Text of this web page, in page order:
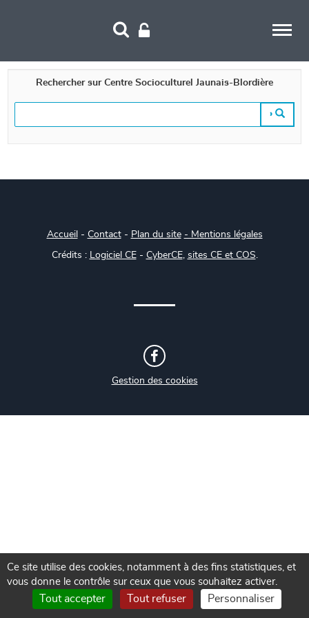
Rechercher sur Centre Socioculturel Jaunais-Blordière
Accueil - Contact- Plan du site - Mentions légales
Crédits : Logiciel CE- CyberCE, sites CE et COS.
Gestion des cookies
Ce site utilise des cookies, notamment à des fins statistiques, et
vous donne le contrôle sur ceux que vous souhaitez activer.
Tout accepter Tout refuser Personnaliser